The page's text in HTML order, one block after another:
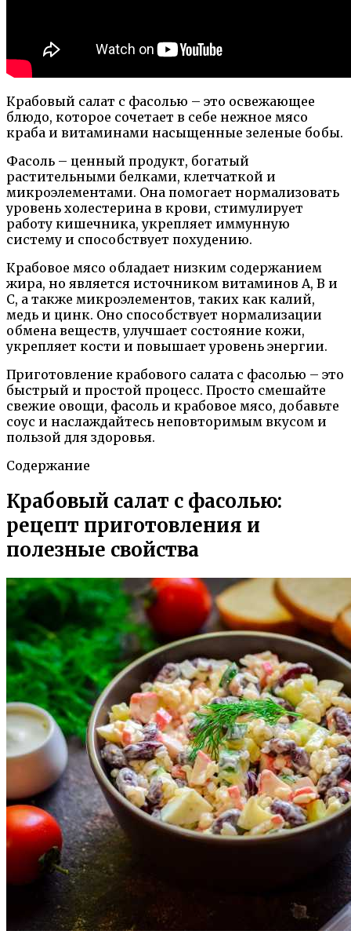
Крабовый салат с фасолью – это освежающее
блюдо, которое сочетает в себе нежное мясо
краба и витаминами насыщенные зеленые бобы.
Фасоль – ценный продукт, богатый
растительными белками, клетчаткой и
микроэлементами. Она помогает нормализовать
уровень холестерина в крови, стимулирует
работу кишечника, укрепляет иммунную
систему и способствует похудению.
Крабовое мясо обладает низким содержанием
жира, но является источником витаминов А, В и
С, а также микроэлементов, таких как калий,
медь и цинк. Оно способствует нормализации
обмена веществ, улучшает состояние кожи,
укрепляет кости и повышает уровень энергии.
Приготовление крабового салата с фасолью – это
быстрый и простой процесс. Просто смешайте
свежие овощи, фасоль и крабовое мясо, добавьте
соус и наслаждайтесь неповторимым вкусом и
пользой для здоровья.
Содержание
Крабовый салат с фасолью:
рецепт приготовления и
полезные свойства